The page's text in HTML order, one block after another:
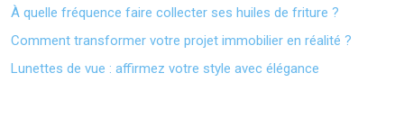
À quelle fréquence faire collecter ses huiles de friture ?
Comment transformer votre projet immobilier en réalité ?
Lunettes de vue : affirmez votre style avec élégance